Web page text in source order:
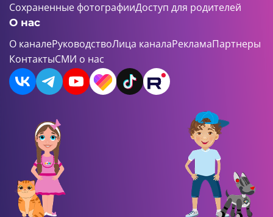
Сохраненные фотографииДоступ для родителей
О нас
О каналеРуководствоЛица каналаРекламаПартнеры
КонтактыСМИ о нас